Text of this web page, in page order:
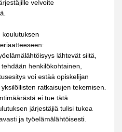
velvoite
koulutuksen
lähtevät siitä,
henkilökohtainen,
voi estää opiskelijan
ratkaisujen tekemisen.
ei tue tätä
järjestäjiä tulisi tukea
ja työelämälähtöisesti.